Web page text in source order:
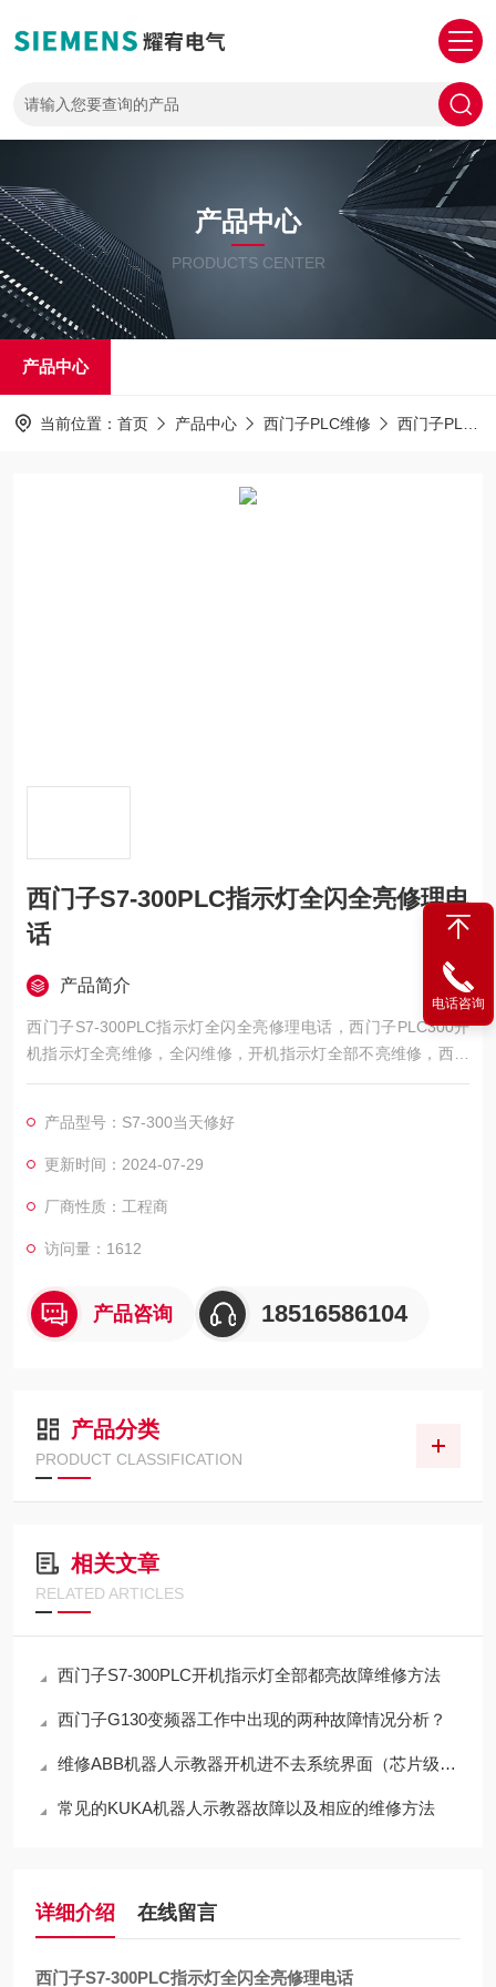
产品中心
PRODUCTS CENTER
产品中心
当前位置： 首页 产品中心 西门子PLC维修 西门子PLC300维修
西门子S7-300PLC指示灯全闪全亮修理电
话
产品简介
西门子S7-300PLC指示灯全闪全亮修理电话，西门子PLC300开
机指示灯全亮维修，全闪维修，开机指示灯全部不亮维修，西门
子PLC300上电无显示维修，西门子PLC300上电无反应维修，西
C300通讯网口坏维修，西门子PLC通讯连接不上维修，数字量输
入模块点无输入、输入灯不亮、输入端不能控制、继电器坏更
产品型号：S7-300当天修好
更新时间：2024-07-29
厂商性质：工程商
访问量：1612
产品咨询 18516586104
产品分类
PRODUCT CLASSIFICATION
相关文章
RELATED ARTICLES
西门子S7-300PLC开机指示灯全部都亮故障维修方法
西门子G130变频器工作中出现的两种故障情况分析？
维修ABB机器人示教器开机进不去系统界面（芯片级修理）
常见的KUKA机器人示教器故障以及相应的维修方法
详细介绍 在线留言
西门子S7-300PLC指示灯全闪全亮修理电话
电话咨询